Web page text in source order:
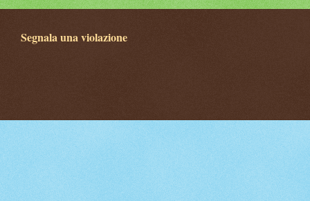
Segnala una violazione